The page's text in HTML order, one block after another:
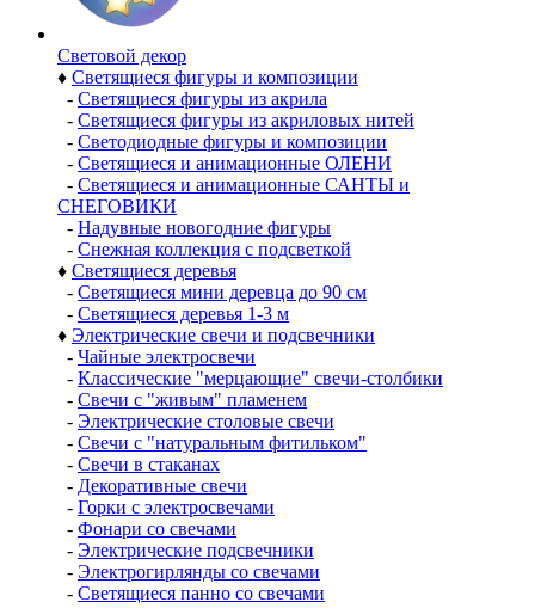
Световой декор
♦ Светящиеся фигуры и композиции
- Светящиеся фигуры из акрила
- Светящиеся фигуры из акриловых нитей
- Светодиодные фигуры и композиции
- Светящиеся и анимационные ОЛЕНИ
- Светящиеся и анимационные САНТЫ и
СНЕГОВИКИ
- Надувные новогодние фигуры
- Снежная коллекция с подсветкой
♦ Светящиеся деревья
- Светящиеся мини деревца до 90 см
- Светящиеся деревья 1-3 м
♦ Электрические свечи и подсвечники
- Чайные электросвечи
- Классические "мерцающие" свечи-столбики
- Свечи с "живым" пламенем
- Электрические столовые свечи
- Свечи с "натуральным фитильком"
- Свечи в стаканах
- Декоративные свечи
- Горки с электросвечами
- Фонари со свечами
- Электрические подсвечники
- Электрогирлянды со свечами
- Светящиеся панно со свечами